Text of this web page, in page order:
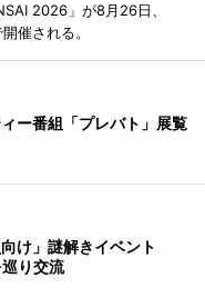
2026」が8月26日、
催される。
ー番組「プレバト」展覧
け」謎解きイベント
り交流